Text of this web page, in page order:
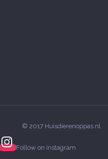
© 2017 Huisdierenoppas.nl
Follow on Instagram